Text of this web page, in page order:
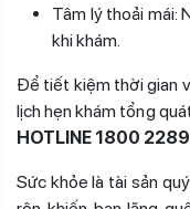
Tâm lý thoải mái:
khi khám.
Để tiết kiệm thời gian
lịch hẹn khám tổng
HOTLINE 1800 2289
Sức khỏe là tài sản